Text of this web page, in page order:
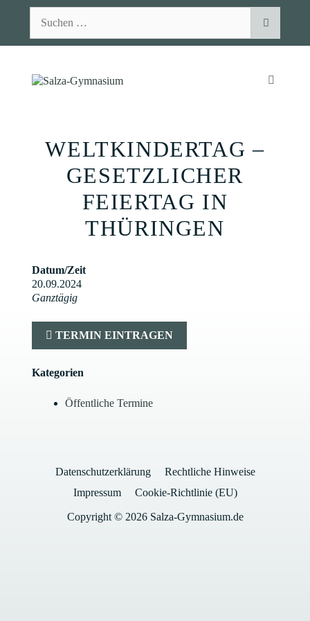
nach:
WELTKINDERTAG –
GESETZLICHER
FEIERTAG IN
THÜRINGEN
Datum/Zeit
20.09.2024
Ganztägig
TERMIN EINTRAGEN
Kategorien
Öffentliche Termine
Datenschutzerklärung
Rechtliche Hinweise
Impressum
Cookie-Richtlinie (EU)
Copyright © 2026 Salza-Gymnasium.de